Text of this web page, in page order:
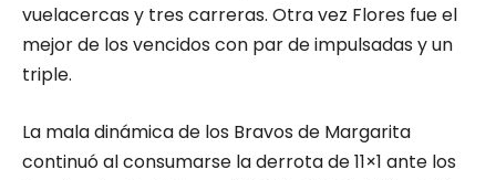
vuelacercas y tres carreras. Otra vez Flores fue el
mejor de los vencidos con par de impulsadas y un
triple.
La mala dinámica de los Bravos de Margarita
continuó al consumarse la derrota de 11×1 ante los